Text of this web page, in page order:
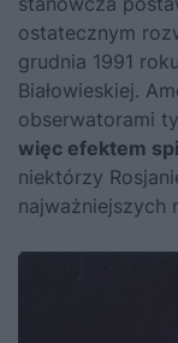
ostatecznym
grudnia 1991
Białowieskiej.
obserwatorami
więc efektem
niektórzy
najważniejszych